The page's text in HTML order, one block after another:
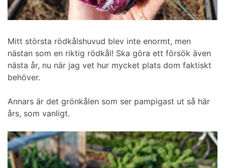
Mitt största rödkålshuvud blev inte enormt, men
nästan som en riktig rödkål! Ska göra ett försök även
nästa år, nu när jag vet hur mycket plats dom faktiskt
behöver.
Annars är det grönkålen som ser pampigast ut så här
års, som vanligt.